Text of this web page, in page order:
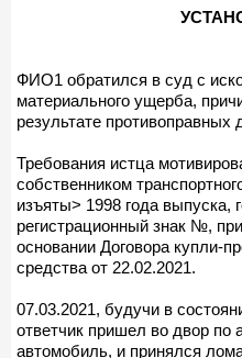
ФИО1 обратился в суд с
материального ущерба,
результате противоправных
Требования истца
собственником
изъяты> 1998 года выпуска,
регистрационный знак №,
основании Договора купли-
средства от 22.02.2021.
07.03.2021, будучи в
ответчик пришел во двор по
автомобиль, и принялся